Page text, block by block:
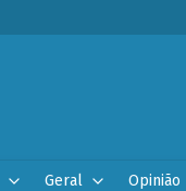
Geral Opinião